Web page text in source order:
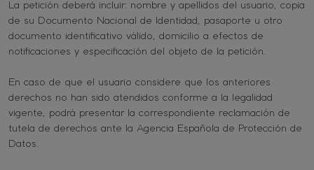
La petición deberá incluir: nombre y apellidos del usuario, copia
de su Documento Nacional de Identidad, pasaporte u otro
documento identificativo válido, domicilio a efectos de
notificaciones y especificación del objeto de la petición.
En caso de que el usuario considere que los anteriores
derechos no han sido atendidos conforme a la legalidad
vigente, podrá presentar la correspondiente reclamación de
tutela de derechos ante la Agencia Española de Protección de
Datos.